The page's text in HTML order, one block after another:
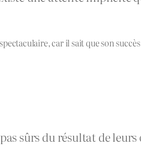
car il sait que son
sûrs du résultat de